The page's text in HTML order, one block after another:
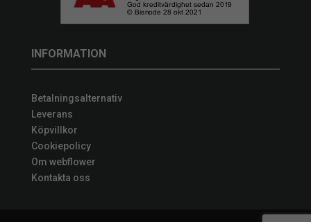
INFORMATION
Betalningsalternativ
Leverans
Köpvillkor
Cookiepolicy
Om webflower
Kontakta oss